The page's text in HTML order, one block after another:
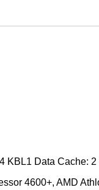
KBL1 Data Cache:
4600+, AMD